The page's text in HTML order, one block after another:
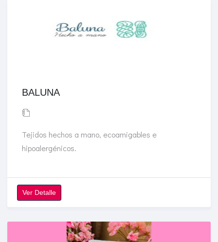
BALUNA
Tejidos hechos a mano, ecoamigables e
hipoalergénicos.
Ver Detalle